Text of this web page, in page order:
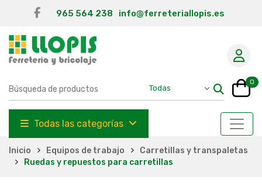
965 564 238 info@ferreteriallopis.es
0
Todas las categorías
Inicio Equipos de trabajo
Carretillas y transpaletas
Ruedas y repuestos para carretillas